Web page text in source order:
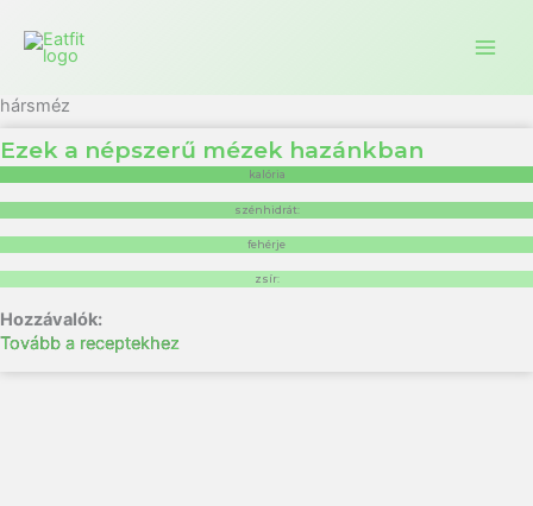
tartalomra
hársméz
Ezek a népszerű mézek hazánkban
kalória
szénhidrát:
fehérje
zsír:
Tovább a receptekhez